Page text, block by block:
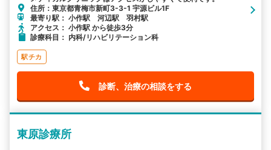
住所：東京都青梅市新町3-3-1 宇源ビル1F
最寄り駅： 小作駅 河辺駅 羽村駅
アクセス： 小作駅 から徒歩3分
診療科目： 内科/リハビリテーション科
駅チカ
診断、治療の相談をする
東原診療所